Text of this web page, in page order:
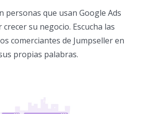
personas que usan Google Ads
crecer su negocio. Escucha las
comerciantes de Jumpseller en
propias palabras.